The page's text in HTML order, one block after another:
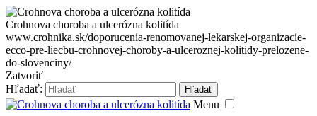
Crohnova choroba a ulcerózna kolitída
www.crohnika.sk/doporucenia-renomovanej-lekarskej-organizacie-
ecco-pre-liecbu-crohnovej-choroby-a-ulceroznej-kolitidy-prelozene-
do-slovenciny/
Zatvoriť
Hľadať:
Hľadať
Menu